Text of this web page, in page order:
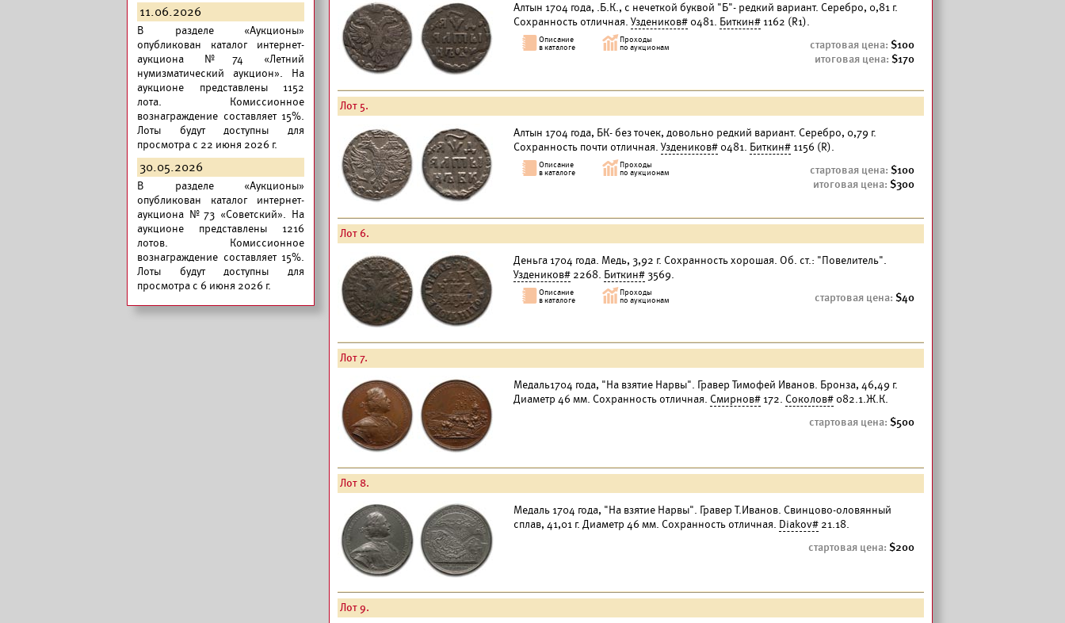
11.06.2026
В разделе «Аукционы»
опубликован каталог интернет-
аукциона №74 «Летний
нумизматический аукцион». На
аукционе представлены 1152
лота. Комиссионное
вознаграждение составляет 15%.
Лоты будут доступны для
просмотра с 22 июня 2026 г.
30.05.2026
В разделе «Аукционы»
опубликован каталог интернет-
аукциона №73 «Советский». На
аукционе представлены 1216
лотов. Комиссионное
вознаграждение составляет 15%.
Лоты будут доступны для
просмотра с 6 июня 2026 г.
Алтын 1704 года, .Б.К., с нечеткой буквой "Б"- редкий вариант. Серебро, 0,81 г.
Сохранность отличная. Уздеников# 0481. Биткин# 1162 (R1).
100
170
Лот 5.
Алтын 1704 года, БК- без точек, довольно редкий вариант. Серебро, 0,79 г.
Сохранность почти отличная. Уздеников# 0481. Биткин# 1156 (R).
100
300
Лот 6.
Деньга 1704 года. Медь, 3,92 г. Сохранность хорошая. Об. ст.: "Повелитель".
Уздеников# 2268. Биткин#3569.
40
Лот 7.
Медаль1704 года, "На взятие Нарвы". Гравер Тимофей Иванов. Бронза, 46,49 г.
Диаметр 46 мм. Сохранность отличная. Смирнов# 172. Соколов# 082.1.Ж.К.
500
Лот 8.
Медаль 1704 года, "На взятие Нарвы". Гравер Т.Иванов. Свинцово-оловянный
сплав, 41,01 г. Диаметр 46 мм. Сохранность отличная. Diakov# 21.18.
200
Лот 9.